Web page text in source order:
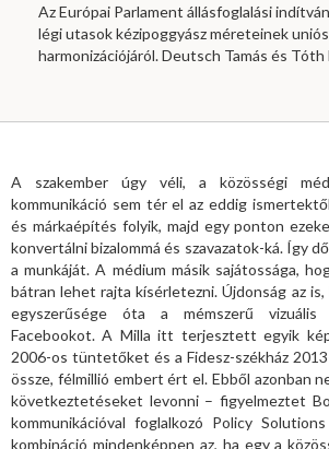
Az Európai Parlament állásfoglalási
légi utasok kézipoggyász méreteinek uniós
harmonizációjáról. Deutsch Tamás és Tóth
A szakember úgy véli, a közösségi
kommunikáció sem tér el az eddig
és márkaépítés folyik, majd egy ponton
konvertálni bizalommá és szavazatok-ká. Így
a munkáját. A médium másik sajátossága,
bátran lehet rajta kísérletezni. Újdonság az
egyszerűsége óta a mémszerű
Facebookot. A Milla itt terjesztett egyik
2006-os tüntetőket és a Fidesz-székház
össze, félmillió embert ért el. Ebből azonban
következtetéseket levonni – figyelmeztet
kommunikációval foglalkozó Policy
kombináció mindenképpen az, ha egy a